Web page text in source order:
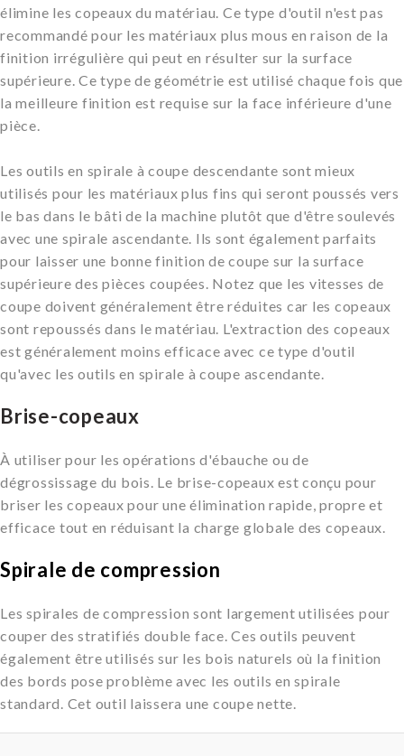
élimine les copeaux du matériau. Ce type d'outil n'est pas
recommandé pour les matériaux plus mous en raison de la
finition irrégulière qui peut en résulter sur la surface
supérieure. Ce type de géométrie est utilisé chaque fois que
la meilleure finition est requise sur la face inférieure d'une
pièce.
Les outils en spirale à coupe descendante sont mieux
utilisés pour les matériaux plus fins qui seront poussés vers
le bas dans le bâti de la machine plutôt que d'être soulevés
avec une spirale ascendante. Ils sont également parfaits
pour laisser une bonne finition de coupe sur la surface
supérieure des pièces coupées. Notez que les vitesses de
coupe doivent généralement être réduites car les copeaux
sont repoussés dans le matériau. L'extraction des copeaux
est généralement moins efficace avec ce type d'outil
qu'avec les outils en spirale à coupe ascendante.
Brise-copeaux
À utiliser pour les opérations d'ébauche ou de
dégrossissage du bois. Le brise-copeaux est conçu pour
briser les copeaux pour une élimination rapide, propre et
efficace tout en réduisant la charge globale des copeaux.
Spirale de compression
Les spirales de compression sont largement utilisées pour
couper des stratifiés double face. Ces outils peuvent
également être utilisés sur les bois naturels où la finition
des bords pose problème avec les outils en spirale
standard. Cet outil laissera une coupe nette.